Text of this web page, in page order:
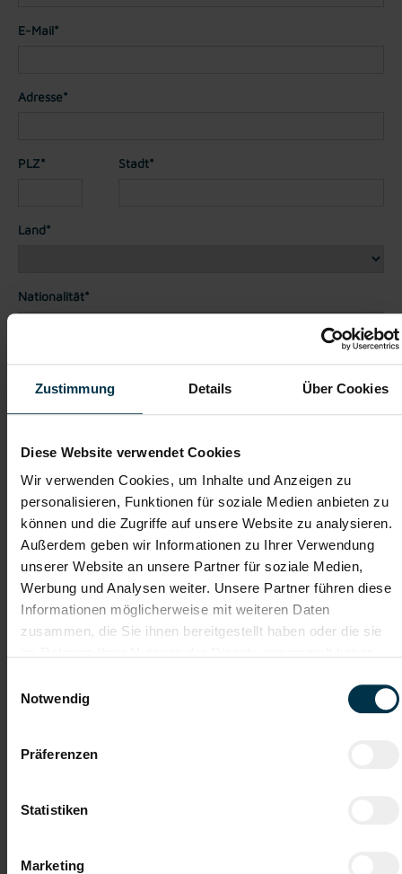
Zustimmung Details Über Cookies
Diese Website verwendet Cookies
Wir verwenden Cookies, um Inhalte und Anzeigen zu
personalisieren, Funktionen für soziale Medien anbieten zu
können und die Zugriffe auf unsere Website zu analysieren.
Außerdem geben wir Informationen zu Ihrer Verwendung
unserer Website an unsere Partner für soziale Medien,
Werbung und Analysen weiter. Unsere Partner führen diese
Informationen möglicherweise mit weiteren Daten
zusammen, die Sie ihnen bereitgestellt haben oder die sie
Notwendig
Präferenzen
Statistiken
Marketing
E-Mail*
Adresse*
PLZ* Stadt*
Land*
Nationalität*
Telefon*
Lebenslauf
Bewerbungsschreiben
Empfehlungschreiben / Zeugnisse
Datei 4